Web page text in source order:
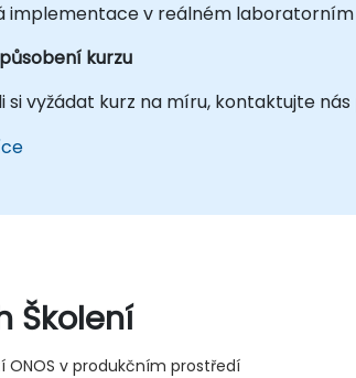
implementace v reálném
kurzu
si vyžádat kurz na míru, kontaktujte
Školení
ONOS v produkčním prostředí